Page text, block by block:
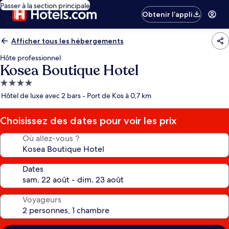
Passer à la section principale
Obtenir l’appli
Afficher tous les hébergements
Hôte professionnel
Kosea Boutique Hotel
Hébergement
4.0 étoiles
Hôtel de luxe avec 2 bars - Port de Kos à 0,7 km
Choisissez des dates pour voir les prix
Où allez-vous ?
Dates
Voyageurs